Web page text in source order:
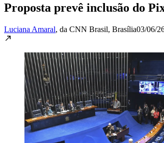
Proposta prevê inclusão do
Luciana Amaral, da CNN Brasil, Brasília03/06/